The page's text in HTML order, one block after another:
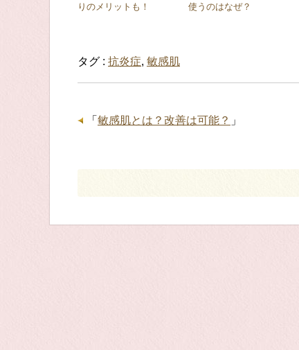
りのメリットも！
使うのはなぜ？
タグ : 抗炎症, 敏感肌
「 敏感肌とは？改善は可能？ 」